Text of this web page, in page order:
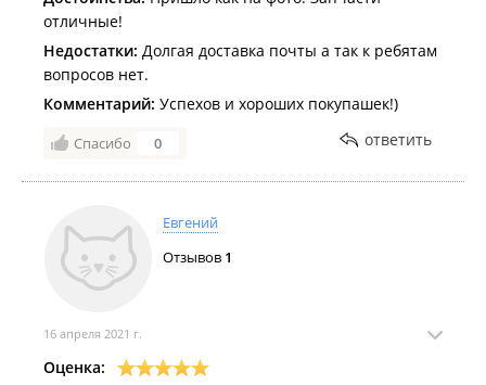
отличные!
Недостатки: Долгая доставка почты а так к ребятам
вопросов нет.
Комментарий: Успехов и хороших покупашек!)
Спасибо 0 ответить
Евгений
Отзывов 1
16 апреля 2021 г.
Оценка: